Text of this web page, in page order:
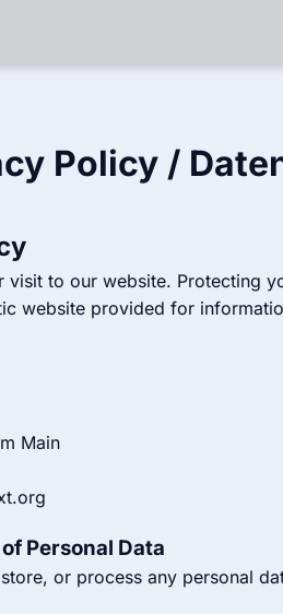
Policy /
visit to our website. Protecting
website provided for
Main
Personal Data
or process any personal